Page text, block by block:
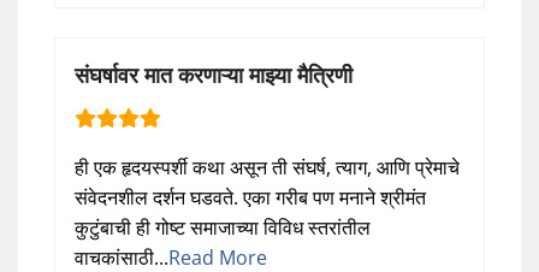
संघर्षावर मात करणाऱ्या माझ्या मैत्रिणी
ही एक हृदयस्पर्शी कथा असून ती संघर्ष, त्याग, आणि प्रेमाचे
संवेदनशील दर्शन घडवते. एका गरीब पण मनाने श्रीमंत
कुटुंबाची ही गोष्ट समाजाच्या विविध स्तरांतील
वाचकांसाठी...Read More